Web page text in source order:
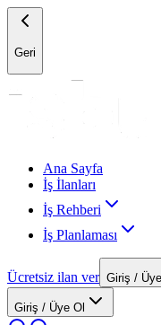
Geri
Ana Sayfa
İş İlanları
İş Rehberi
İş Planlaması
Ücretsiz ilan ver Giriş /
Giriş / Üye Ol